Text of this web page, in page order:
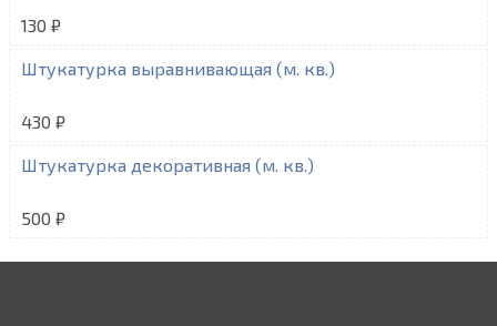
130 ₽
Штукатурка выравнивающая (м. кв.)
430 ₽
Штукатурка декоративная (м. кв.)
500 ₽